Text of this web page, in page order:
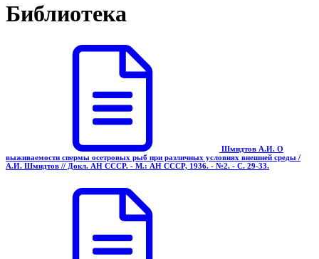
Библиотека
Шмидтов А.И. О
выживаемости спермы осетровых рыб при различных условиях внешней среды /
А.И. Шмидтов // Докл. АН СССР. - М.: АН СССР, 1936. - №2. - С. 29-33.